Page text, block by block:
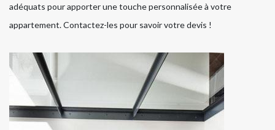
adéquats pour apporter une touche personnalisée à votre
appartement. Contactez-les pour savoir votre devis !